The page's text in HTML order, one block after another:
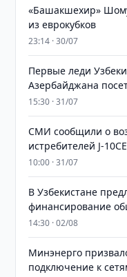
«Башакшехир»
из еврокубков
23:14 · 30/07
Первые леди
Азербайджана
15:30 · 31/07
СМИ сообщили о
истребителей J-10CE
10:00 · 31/07
В Узбекистане
финансирование
14:30 · 02/08
Минэнерго
подключение к